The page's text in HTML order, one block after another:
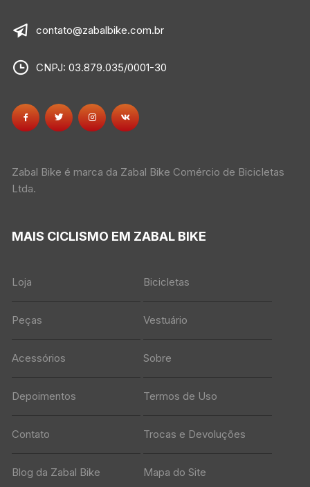
contato@zabalbike.com.br
CNPJ: 03.879.035/0001-30
Zabal Bike é marca da Zabal Bike Comércio de Bicicletas
Ltda.
MAIS CICLISMO EM ZABAL BIKE
Loja Bicicletas
Peças Vestuário
Acessórios Sobre
Depoimentos Termos de Uso
Contato Trocas e Devoluções
Blog da Zabal Bike Mapa do Site